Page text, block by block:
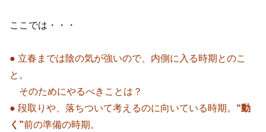
ここでは・・・
● 立春までは陰の気が強いので、内側に入る時期とのこ
と。
そのためにやるべきことは？
● 段取りや、落ちついて考えるのに向いている時期。 “動
く”前の準備の時期。